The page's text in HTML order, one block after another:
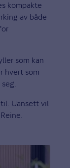
kompakte
av både
som kan
hvert som
Uansett vil